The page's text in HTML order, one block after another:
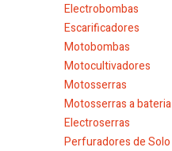
Electrobombas
Escarificadores
Motobombas
Motocultivadores
Motosserras
Motosserras a bateria
Electroserras
Perfuradores de Solo